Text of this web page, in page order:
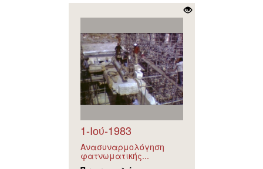
1-Ιού-1983
Ανασυναρμολόγηση
φατνωματικής...